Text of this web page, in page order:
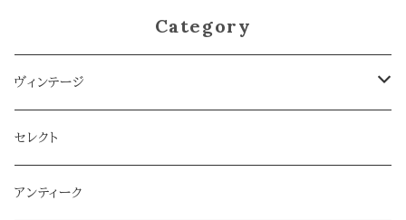
Category
ヴィンテージ
雑貨
アクセサリー
セレクト
アンティーク